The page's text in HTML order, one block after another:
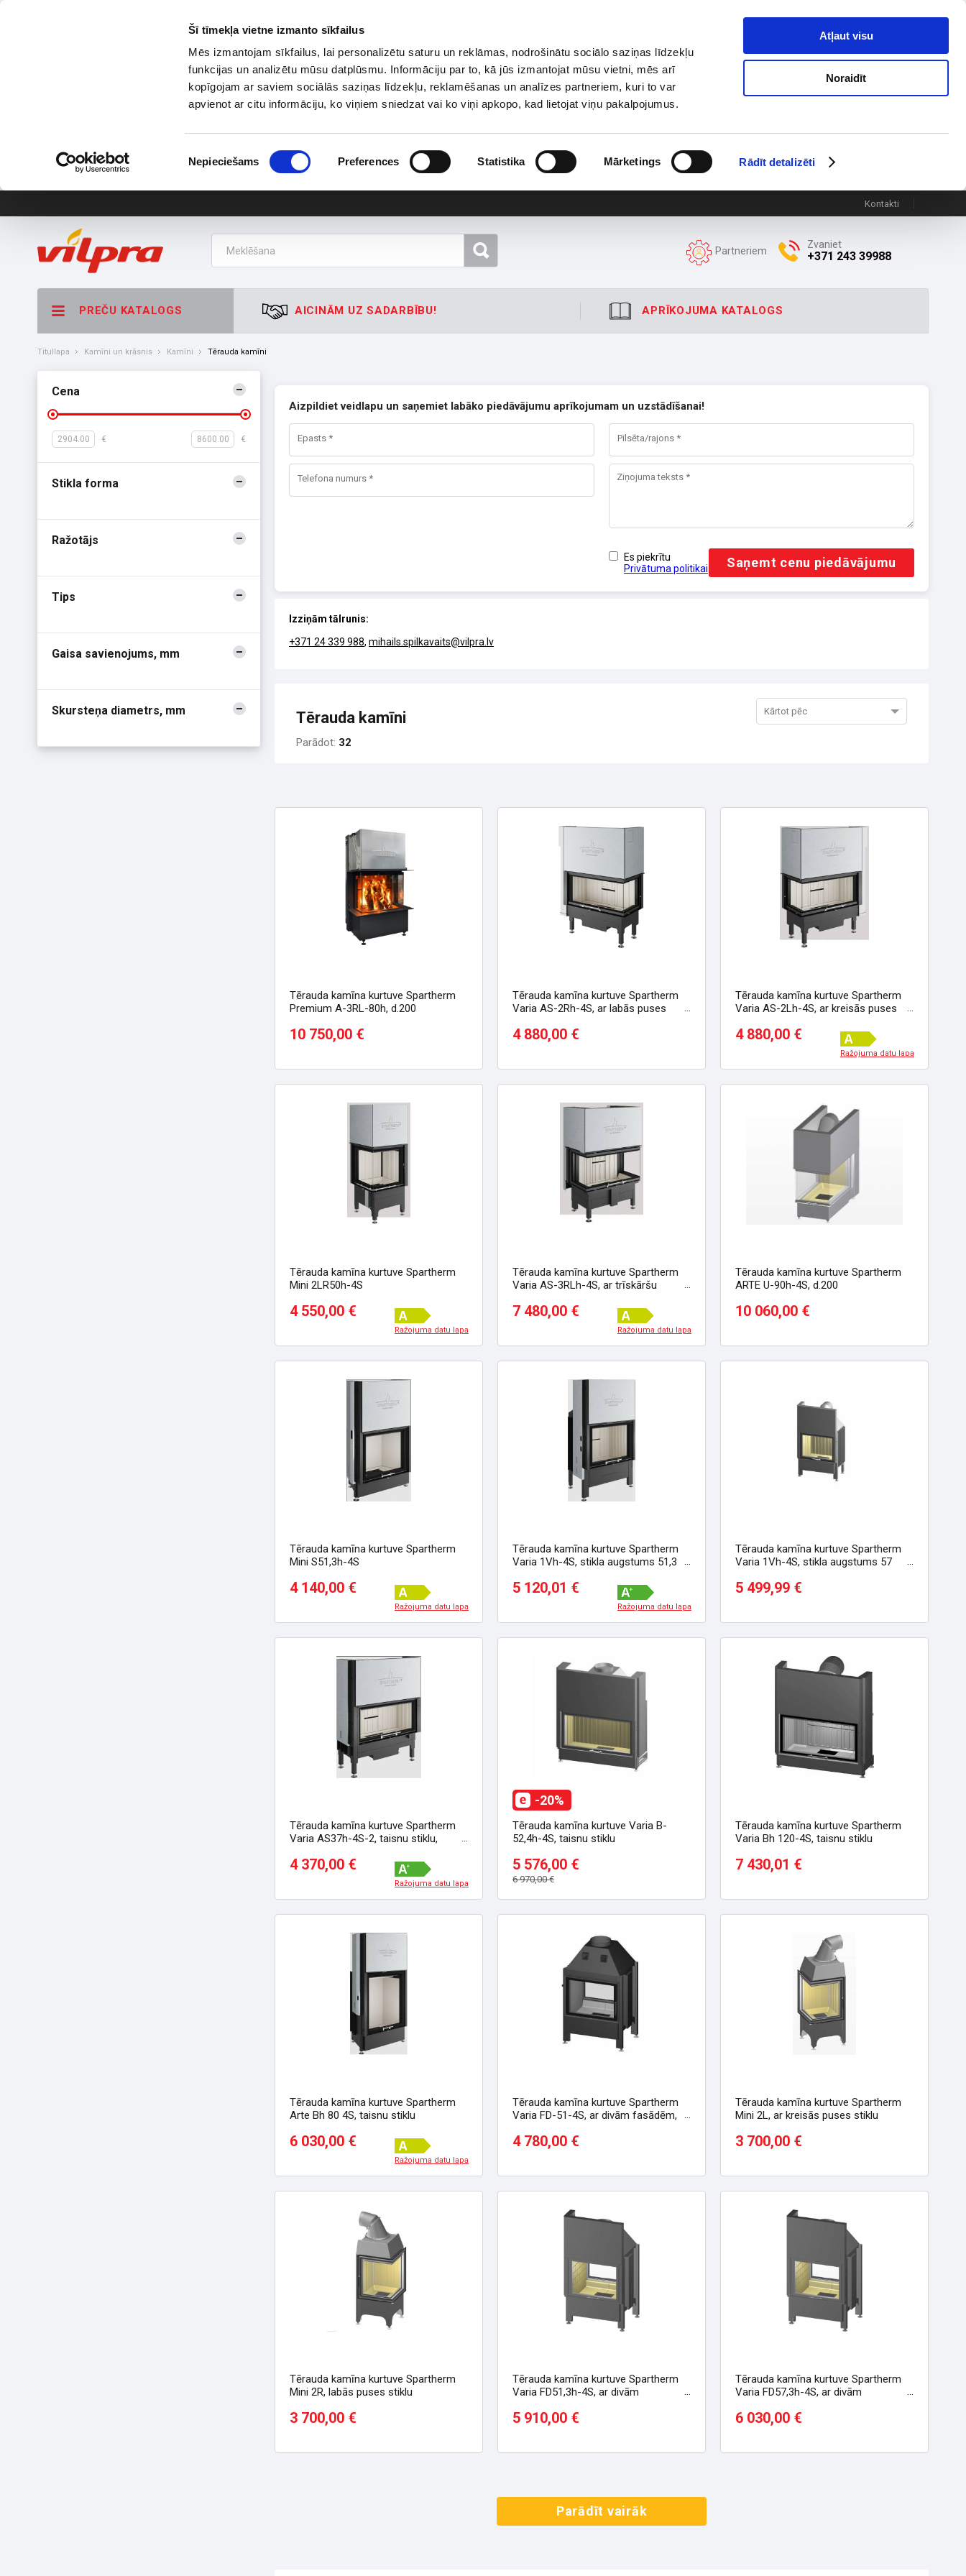
Šī tīmekļa vietne izmanto sīkfailus
Mēs izmantojam sīkfailus, lai personalizētu saturu un reklāmas, nodrošinātu sociālo saziņas līdzekļu
funkcijas un analizētu mūsu datplūsmu. Informāciju par to, kā jūs izmantojat mūsu vietni, mēs arī
kopīgojam ar saviem sociālās saziņas līdzekļu, reklamēšanas un analīzes partneriem, kuri to var
apvienot ar citu informāciju, ko viņiem sniedzat vai ko viņi apkopo, kad lietojat viņu pakalpojumus.
izvēle
Nepieciešams Preferences Statistika Mārketings Rādīt detalizēti
Atļaut visu
Noraidīt
Kontakti
Partneriem
Zvaniet
+371 243 39988
PREČU KATALOGS AICINĀM UZ SADARBĪBU! APRĪKOJUMA KATALOGS
Titullapa Kamīni un krāsnis Kamīni Tērauda kamīni
Cena
€ €
Stikla forma
Ražotājs
Tips
Gaisa savienojums, mm
Skursteņa diametrs, mm
Aizpildiet veidlapu un saņemiet labāko piedāvājumu aprīkojumam un uzstādīšanai!
Es piekrītu
Privātuma politikai
Saņemt cenu piedāvājumu
Izziņām tālrunis:
+371 24 339 988, mihails.spilkavaits@vilpra.lv
Tērauda kamīni
Parādot: 32
Kārtot pēc
Tērauda kamīna kurtuve Spartherm
Premium A-3RL-80h, d.200
10 750,00 €
Tērauda kamīna kurtuve Spartherm
Varia AS-2Rh-4S, ar labās puses
4 880,00 €
Tērauda kamīna kurtuve Spartherm
Varia AS-2Lh-4S, ar kreisās puses
4 880,00 €
Ražojuma datu lapa
Tērauda kamīna kurtuve Spartherm
Mini 2LR50h-4S
4 550,00 €
Ražojuma datu lapa
Tērauda kamīna kurtuve Spartherm
Varia AS-3RLh-4S, ar trīskāršu
7 480,00 €
Ražojuma datu lapa
Tērauda kamīna kurtuve Spartherm
ARTE U-90h-4S, d.200
10 060,00 €
Tērauda kamīna kurtuve Spartherm
Mini S51,3h-4S
4 140,00 €
Ražojuma datu lapa
Tērauda kamīna kurtuve Spartherm
Varia 1Vh-4S, stikla augstums 51,3
5 120,01 €
Ražojuma datu lapa
Tērauda kamīna kurtuve Spartherm
Varia 1Vh-4S, stikla augstums 57
5 499,99 €
Tērauda kamīna kurtuve Spartherm
Varia AS37h-4S-2, taisnu stiklu,
4 370,00 €
Ražojuma datu lapa
Tērauda kamīna kurtuve Varia B-
52,4h-4S, taisnu stiklu
5 576,00 €
6 970,00 €
-20%
Tērauda kamīna kurtuve Spartherm
Varia Bh 120-4S, taisnu stiklu
7 430,01 €
Tērauda kamīna kurtuve Spartherm
Arte Bh 80 4S, taisnu stiklu
6 030,00 €
Ražojuma datu lapa
Tērauda kamīna kurtuve Spartherm
Varia FD-51-4S, ar divām fasādēm,
4 780,00 €
Tērauda kamīna kurtuve Spartherm
Mini 2L, ar kreisās puses stiklu
3 700,00 €
Tērauda kamīna kurtuve Spartherm
Mini 2R, labās puses stiklu
3 700,00 €
Tērauda kamīna kurtuve Spartherm
Varia FD51,3h-4S, ar divām
5 910,00 €
Tērauda kamīna kurtuve Spartherm
Varia FD57,3h-4S, ar divām
6 030,00 €
Parādīt vairāk